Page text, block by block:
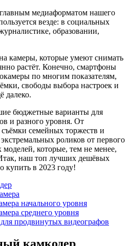
медиаформатом нашего
везде: в социальных
образовании,
камеры, которые умеют снимать
растёт. Конечно, смартфоны
по многим показателям,
свободы выбора настроек и
далеко.
бюджетные варианты для
и разного уровня. От
семейных торжеств и
роликов от первого
которые, тем не менее,
наш топ лучших дешёвых
купить в 2023 году!
начального уровня
среднего уровня
продвинутых видеографов
камкодер